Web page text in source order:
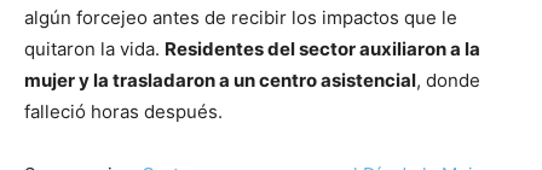
algún forcejeo antes de recibir los impactos que le
quitaron la vida. Residentes del sector auxiliaron a la
mujer y la trasladaron a un centro asistencial, donde
falleció horas después.